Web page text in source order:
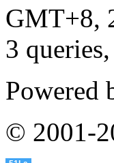
GMT+8,
3
Powered
© 2001-